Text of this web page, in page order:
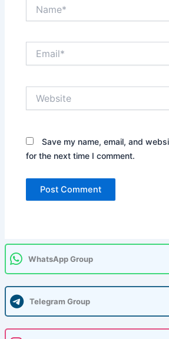
Save my name, email, and
for the next time I comment.
WhatsApp Group
Telegram Group